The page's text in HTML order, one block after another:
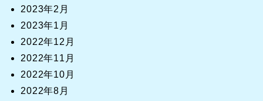
2023年2月
2023年1月
2022年12月
2022年11月
2022年10月
2022年8月